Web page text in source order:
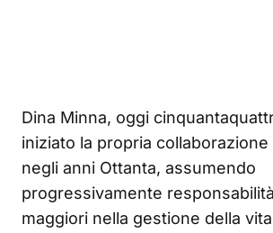
Dina Minna, oggi
iniziato la propria collaborazione
negli anni Ottanta, assumendo
progressivamente
maggiori nella gestione della vita